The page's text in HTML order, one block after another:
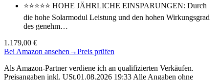
⭐⭐⭐⭐⭐ HOHE JÄHRLICHE EINSPARUNGEN: Durch
die hohe Solarmodul Leistung und den hohen Wirkungsgrad
des genehm…
1.179,00 €
Bei Amazon ansehen →Preis prüfen
Als Amazon-Partner verdiene ich an qualifizierten Verkäufen.
Preisangaben inkl. USt.01.08.2026 19:33 Alle Angaben ohne